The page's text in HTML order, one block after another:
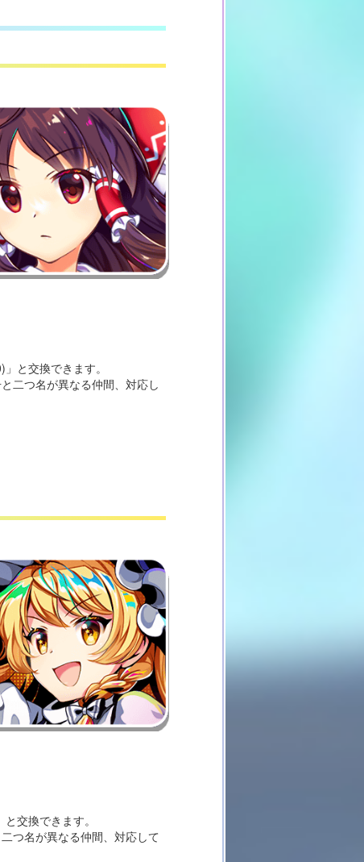
と交換できます。
二つ名が異なる仲間、対応し
交換できます。
つ名が異なる仲間、対応して